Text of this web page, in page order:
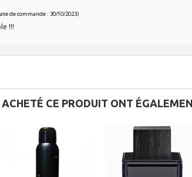
de commande : 30/10/2023)
!!!
CE PRODUIT ONT